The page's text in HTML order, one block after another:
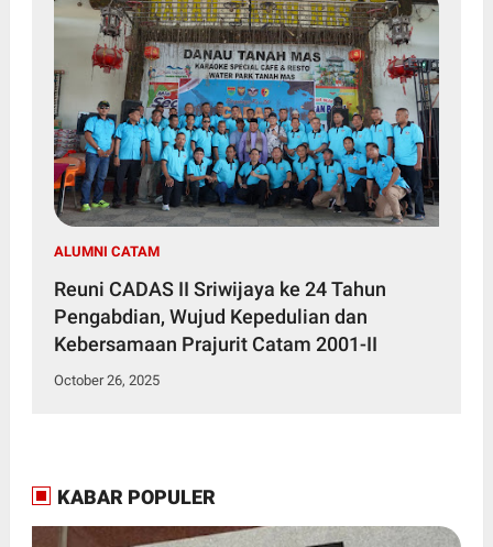
ALUMNI CATAM
Reuni CADAS II Sriwijaya ke 24 Tahun
Pengabdian, Wujud Kepedulian dan
Kebersamaan Prajurit Catam 2001-II
October 26, 2025
KABAR POPULER